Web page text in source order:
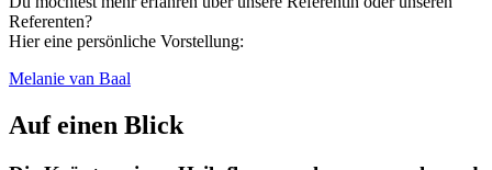
Referenten?
Hier eine persönliche Vorstellung:
Melanie van Baal
Auf einen Blick